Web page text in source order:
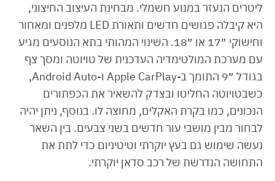
ליטרים הנעזר במנוע חשמלי. מבחינת העיצוב החיצוני,
היא קיבלה פגושים חדשים ותאורת LED מלפנים ומאחור
וחישוקי ״17 או ״18. השינוי המהותי בתא הנוסעים מגיע
עם מערכת המולטימדיה העדכנית של טויוטה ומסך צף
בגודל ״9 התומך ב-Apple CarPlay ו-Android Auto,
כשבטויוטה החליטו ובצדק להשאיר את הכפתורים
הנכונים, כמו בקרת האקלים, מחוצה לו. בנוסף, ניתן יהיה
לבחור מבין מושבי עור חדשים בשני צבעים. בין השאר
נעשה שימוש גם בעץ יוקרתי וטיטיניום כדי לתת את
התחושה הנדרשת של רכב סדאן יוקרתי.